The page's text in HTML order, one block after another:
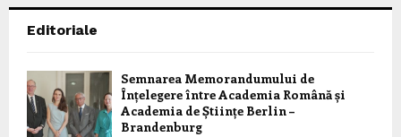
Editoriale
Semnarea Memorandumului de
Înțelegere între Academia Română și
Academia de Științe Berlin –
Brandenburg